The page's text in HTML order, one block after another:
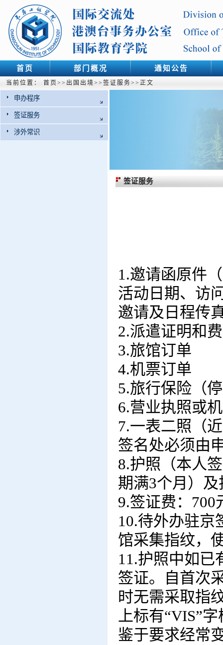
首页 部门概况 通知公告
当前位置： 首页 >> 出国出境>> 签证服务>> 正文
申办程序
签证服务
涉外常识
签证服务
1.邀请函原件
活动日期、访
邀请及日程传
2.派遣证明和
3.旅馆订单
4.机票订单
5.旅行保险（
6.营业执照或
7.一表二照（
签名处必须由
8.护照（本人
期满3个月）
9.签证费：700
10.待外办驻京
馆采集指纹，
11.护照中如已
签证。自首次
时无需采取指
上标有“VIS”字
鉴于要求经常